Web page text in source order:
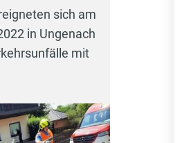
sich am
in Ungenach
mit